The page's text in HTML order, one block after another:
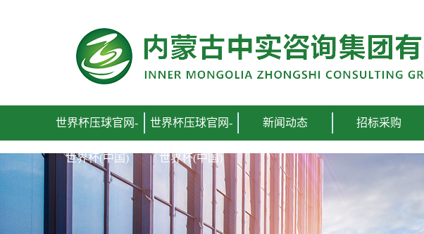
世界杯压球官网-
世界杯(中国)
世界杯压球官网-
世界杯(中国)
新闻动态 招标采购